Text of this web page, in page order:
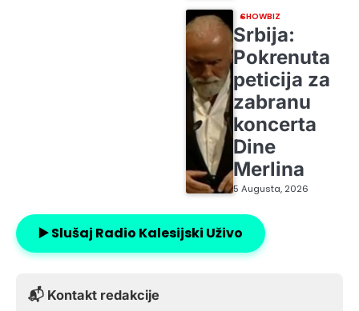
SHOWBIZ
Srbija:
Pokrenuta
peticija za
zabranu
koncerta
Dine
Merlina
5 Augusta, 2026
▶️ Slušaj Radio Kalesijski Uživo
📬 Kontakt redakcije